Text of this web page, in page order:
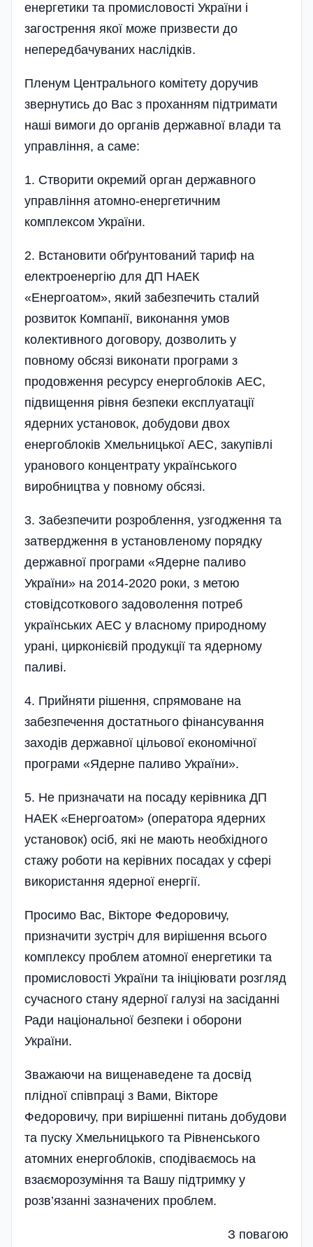
енергетики та промисловості України і
загострення якої може призвести до
непередбачуваних наслідків.
Пленум Центрального комітету доручив
звернутись до Вас з проханням підтримати
наші вимоги до органів державної влади та
управління, а саме:
1. Створити окремий орган державного
управління атомно-енергетичним
комплексом України.
2. Встановити обґрунтований тариф на
електроенергію для ДП НАЕК
«Енергоатом», який забезпечить сталий
розвиток Компанії, виконання умов
колективного договору, дозволить у
повному обсязі виконати програми з
продовження ресурсу енергоблоків АЕС,
підвищення рівня безпеки експлуатації
ядерних установок, добудови двох
енергоблоків Хмельницької АЕС, закупівлі
уранового концентрату українського
виробництва у повному обсязі.
3. Забезпечити розроблення, узгодження та
затвердження в установленому порядку
державної програми «Ядерне паливо
України» на 2014-2020 роки, з метою
стовідсоткового задоволення потреб
українських АЕС у власному природному
урані, цирконієвій продукції та ядерному
паливі.
4. Прийняти рішення, спрямоване на
забезпечення достатнього фінансування
заходів державної цільової економічної
програми «Ядерне паливо України».
5. Не призначати на посаду керівника ДП
НАЕК «Енергоатом» (оператора ядерних
установок) осіб, які не мають необхідного
стажу роботи на керівних посадах у сфері
використання ядерної енергії.
Просимо Вас, Вікторе Федоровичу,
призначити зустріч для вирішення всього
комплексу проблем атомної енергетики та
промисловості України та ініціювати розгляд
сучасного стану ядерної галузі на засіданні
Ради національної безпеки і оборони
України.
Зважаючи на вищенаведене та досвід
плідної співпраці з Вами, Вікторе
Федоровичу, при вирішенні питань добудови
та пуску Хмельницького та Рівненського
атомних енергоблоків, сподіваємось на
взаєморозуміння та Вашу підтримку у
розв’язанні зазначених проблем.
З повагою